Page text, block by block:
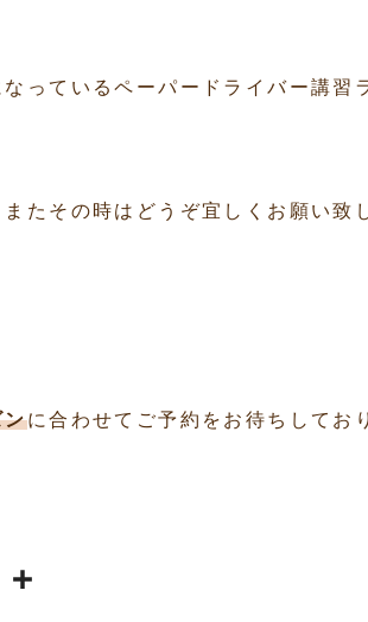
っているペーパードライバー講習
たその時はどうぞ宜しくお願い致
ンに合わせてご予約をお待ちしてお